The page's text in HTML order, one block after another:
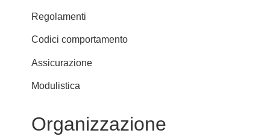
Regolamenti
Codici comportamento
Assicurazione
Modulistica
Organizzazione